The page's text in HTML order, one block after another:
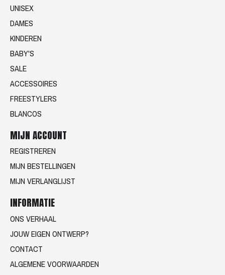
UNISEX
DAMES
KINDEREN
BABY'S
SALE
ACCESSOIRES
FREESTYLERS
BLANCOS
MIJN ACCOUNT
REGISTREREN
MIJN BESTELLINGEN
MIJN VERLANGLIJST
INFORMATIE
ONS VERHAAL
JOUW EIGEN ONTWERP?
CONTACT
ALGEMENE VOORWAARDEN